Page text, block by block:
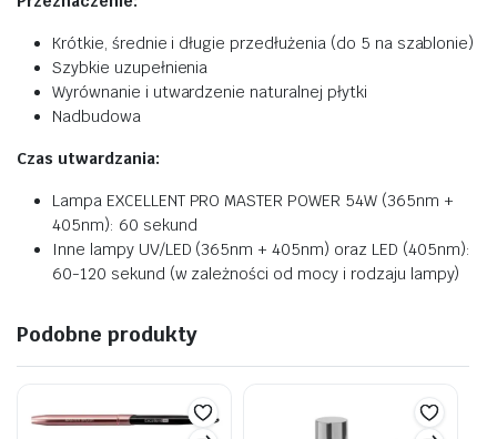
Krótkie, średnie i długie przedłużenia (do 5 na szablonie)
Szybkie uzupełnienia
Wyrównanie i utwardzenie naturalnej płytki
Nadbudowa
Czas utwardzania:
Lampa EXCELLENT PRO MASTER POWER 54W (365nm +
405nm): 60 sekund
Inne lampy UV/LED (365nm + 405nm) oraz LED (405nm):
60-120 sekund (w zależności od mocy i rodzaju lampy)
Podobne produkty